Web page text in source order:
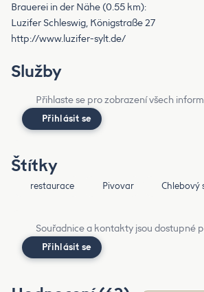
Brauerei in der Nähe (0.55 km):
Luzifer Schleswig, Königstraße 27
http://www.luzifer-sylt.de/
Služby
Přihlaste se pro zobrazení všech
Přihlásit se
Štítky
restaurace Pivovar Chlebový
Souřadnice a kontakty jsou dostupné
Přihlásit se